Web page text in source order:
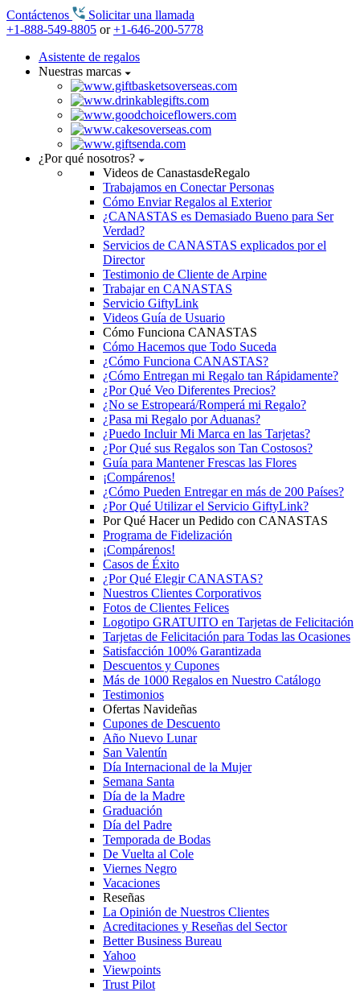
Contáctenos
Solicitar una llamada
+1-888-549-8805 or+1-646-200-5778
Asistente de regalos
Nuestras marcas
¿Por qué nosotros?
Videos de CanastasdeRegalo
Trabajamos en Conectar Personas
Cómo Enviar Regalos al Exterior
¿CANASTAS es Demasiado Bueno para Ser
Verdad?
Servicios de CANASTAS explicados por el
Director
Testimonio de Cliente de Arpine
Trabajar en CANASTAS
Servicio GiftyLink
Videos Guía de Usuario
Cómo Funciona CANASTAS
Cómo Hacemos que Todo Suceda
¿Cómo Funciona CANASTAS?
¿Cómo Entregan mi Regalo tan Rápidamente?
¿Por Qué Veo Diferentes Precios?
¿No se Estropeará/Romperá mi Regalo?
¿Pasa mi Regalo por Aduanas?
¿Puedo Incluir Mi Marca en las Tarjetas?
¿Por Qué sus Regalos son Tan Costosos?
Guía para Mantener Frescas las Flores
¡Compárenos!
¿Cómo Pueden Entregar en más de 200 Países?
¿Por Qué Utilizar el Servicio GiftyLink?
Por Qué Hacer un Pedido con CANASTAS
Programa de Fidelización
¡Compárenos!
Casos de Éxito
¿Por Qué Elegir CANASTAS?
Nuestros Clientes Corporativos
Fotos de Clientes Felices
Logotipo GRATUITO en Tarjetas de Felicitación
Tarjetas de Felicitación para Todas las Ocasiones
Satisfacción 100% Garantizada
Descuentos y Cupones
Más de 1000 Regalos en Nuestro Catálogo
Testimonios
Ofertas Navideñas
Cupones de Descuento
Año Nuevo Lunar
San Valentín
Día Internacional de la Mujer
Semana Santa
Día de la Madre
Graduación
Día del Padre
Temporada de Bodas
De Vuelta al Cole
Viernes Negro
Vacaciones
Reseñas
La Opinión de Nuestros Clientes
Acreditaciones y Reseñas del Sector
Better Business Bureau
Yahoo
Viewpoints
Trust Pilot